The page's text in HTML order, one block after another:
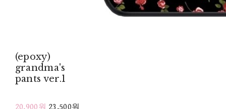
(epoxy)
grandma's
pants ver.1